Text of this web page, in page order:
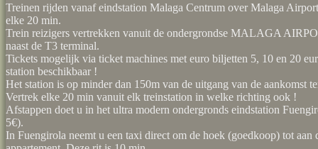
Treinen rijden vanaf eindstation Malaga Centrum over Malaga
elke 20 min.
Trein reizigers vertrekken vanuit de ondergrondse MALAGA
naast de T3 terminal.
Tickets mogelijk via ticket machines met euro biljetten 5, 10 en 20
station beschikbaar !
Het station is op minder dan 150m van de uitgang van de aankomst
Vertrek elke 20 min vanuit elk treinstation in welke richting ook !
Afstappen doet u in het ultra modern ondergronds eindstation
5€).
In Fuengirola neemt u een taxi direct om de hoek (goedkoop) tot aan